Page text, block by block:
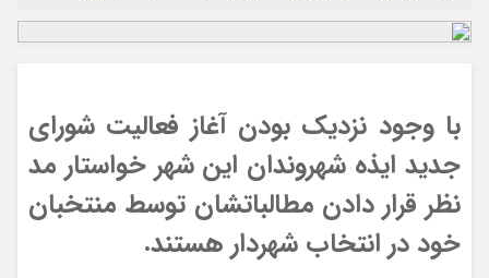
با وجود نزدیک بودن آغاز فعالیت شورای
جدید ایذه شهروندان این شهر خواستار مد
نظر قرار دادن مطالباتشان توسط منتخبان
خود در انتخاب شهردار هستند.